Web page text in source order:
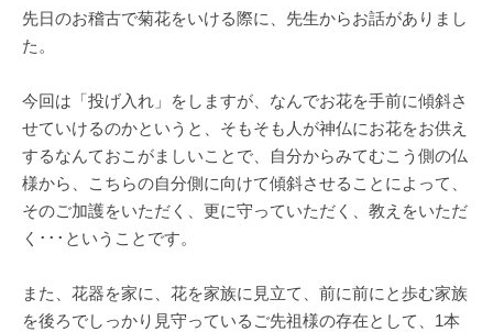
先日のお稽古で菊花をいける際に、先生からお話がありまし
た。
今回は「投げ入れ」をしますが、なんでお花を手前に傾斜さ
せていけるのかというと、そもそも人が神仏にお花をお供え
するなんておこがましいことで、自分からみてむこう側の仏
様から、こちらの自分側に向けて傾斜させることによって、
そのご加護をいただく、更に守っていただく、教えをいただ
く･･･ということです。
また、花器を家に、花を家族に見立て、前に前にと歩む家族
を後ろでしっかり見守っているご先祖様の存在として、1本